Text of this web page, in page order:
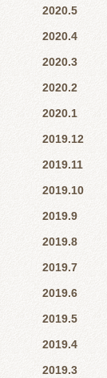
2020.5
2020.4
2020.3
2020.2
2020.1
2019.12
2019.11
2019.10
2019.9
2019.8
2019.7
2019.6
2019.5
2019.4
2019.3